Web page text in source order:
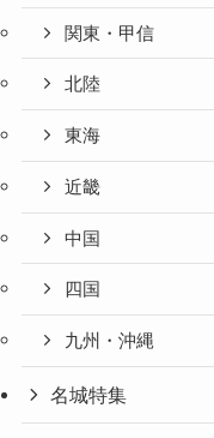
関東・甲信
北陸
東海
近畿
中国
四国
九州・沖縄
名城特集